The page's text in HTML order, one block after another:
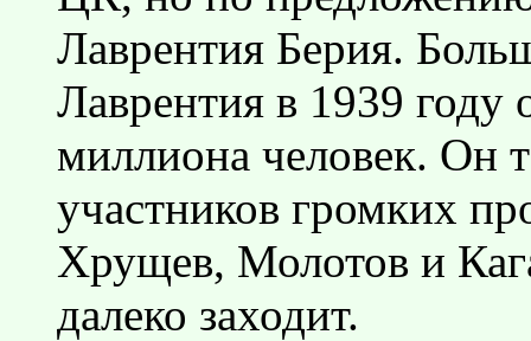
Лаврентия Берия.
Лаврентия в 1939 году
миллиона человек. Он
участников громких
Хрущев, Молотов и
далеко заходит.